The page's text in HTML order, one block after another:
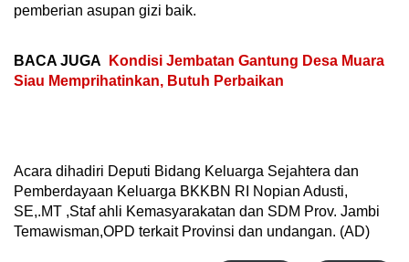
pemberian asupan gizi baik.
BACA JUGA
Kondisi Jembatan Gantung Desa Muara
Siau Memprihatinkan, Butuh Perbaikan
Acara dihadiri Deputi Bidang Keluarga Sejahtera dan
Pemberdayaan Keluarga BKKBN RI Nopian Adusti,
SE,.MT ,Staf ahli Kemasyarakatan dan SDM Prov. Jambi
Temawisman,OPD terkait Provinsi dan undangan. (AD)